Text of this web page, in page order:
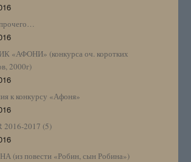
«АФОНИ» (конкурса оч. коротких
2000г)
к конкурсу «Афоня»
2016-2017 (5)
(из повести «Робин, сын Робина»)